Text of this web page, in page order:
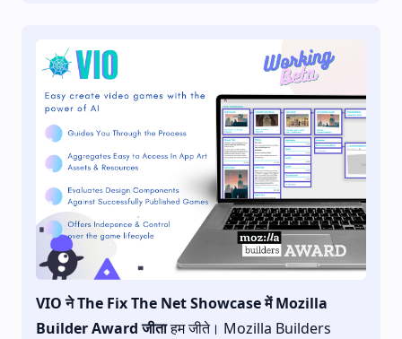
VIO ने The Fix The Net Showcase में Mozilla
Builder Award जीताहम जीते। Mozilla Builders